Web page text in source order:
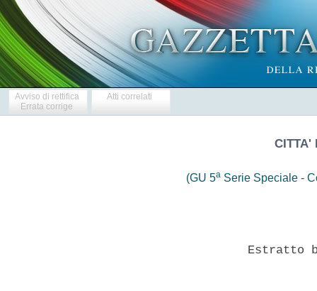
Avviso di rettifica
Errata corrige
Atti correlati
CITTA'
(GU 5a Serie Speciale -
Estratto